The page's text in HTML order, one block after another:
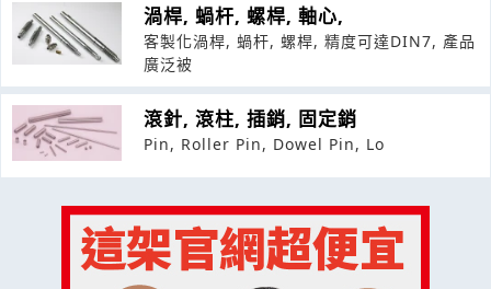
渦桿, 蝸杆, 螺桿, 軸心,
客製化渦桿, 蝸杆, 螺桿, 精度可達DIN7, 產品
廣泛被
滾針, 滾柱, 插銷, 固定銷
Pin, Roller Pin, Dowel Pin, Lo